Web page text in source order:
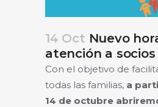
14 Oct Nuevo
atención a socios
Con el objetivo de
todas las familias, a
14 de octubre